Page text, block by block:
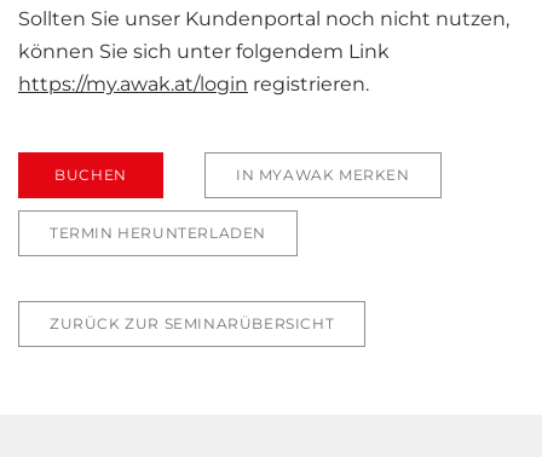
Sollten Sie unser Kundenportal noch nicht nutzen,
können Sie sich unter folgendem Link
https://my.awak.at/login registrieren.
BUCHEN IN MYAWAK MERKEN
TERMIN HERUNTERLADEN
ZURÜCK ZUR SEMINARÜBERSICHT